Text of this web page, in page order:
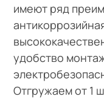
имеют ряд
удобство
Отгружаем от 1